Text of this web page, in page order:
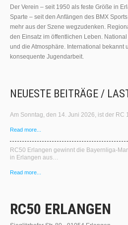
Der Verein – seit 1950 als feste Größe in
Sparte – seit den Anfängen des BMX
mehr aus der Szene wegzudenken.
den Einsatz im öffentlichen Leben.
und die Atmosphäre. International bekannt
konsequente Jugendarbeit.
NEUESTE BEITRÄGE /
Am Sonntag, den 14. Juni 2026, ist der RC
Read more...
RC50 Erlangen gewinnt die
in Erlangen aus…
Read more...
RC50 ERLANGEN